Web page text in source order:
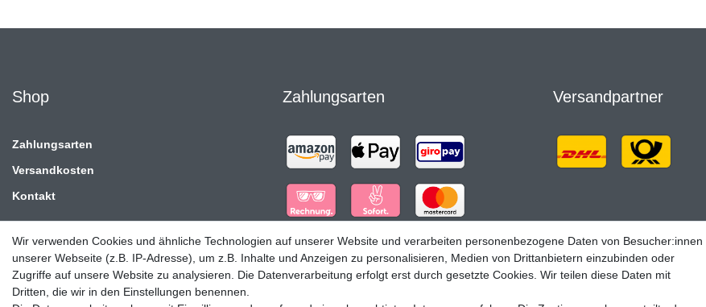
Shop
Zahlungsarten
Versandkosten
Kontakt
Zahlungsarten Versandpartner
Wir verwenden Cookies und ähnliche Technologien auf unserer Website und verarbeiten personenbezogene Daten von Besucher:innen
unserer Webseite (z.B. IP-Adresse), um z.B. Inhalte und Anzeigen zu personalisieren, Medien von Drittanbietern einzubinden oder
Zugriffe auf unsere Website zu analysieren. Die Datenverarbeitung erfolgt erst durch gesetzte Cookies. Wir teilen diese Daten mit
Dritten, die wir in den Einstellungen benennen.